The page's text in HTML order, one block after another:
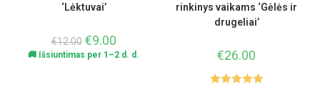
‘Lėktuvai’
€12.00 €9.00
🚚 Išsiuntimas per 1–2 d. d.
rinkinys vaikams ‘Gėlės ir
drugeliai’
€26.00